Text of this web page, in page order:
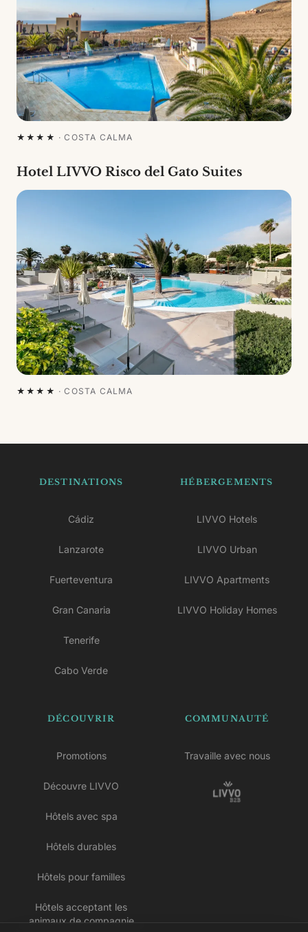
★★★★ ·COSTA CALMA
Hotel LIVVO Risco del Gato Suites
★★★★ ·COSTA CALMA
DESTINATIONS
Cádiz
Lanzarote
Fuerteventura
Gran Canaria
Tenerife
Cabo Verde
HÉBERGEMENTS
LIVVO Hotels
LIVVO Urban
LIVVO Apartments
LIVVO Holiday Homes
DÉCOUVRIR
Promotions
Découvre LIVVO
Hôtels avec spa
Hôtels durables
Hôtels pour familles
Hôtels acceptant les
animaux de compagnie
COMMUNAUTÉ
Travaille avec nous